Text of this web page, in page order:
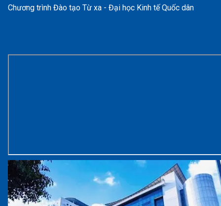
Chương trình Đào tạo Từ xa - Đại học Kinh tế Quốc dân